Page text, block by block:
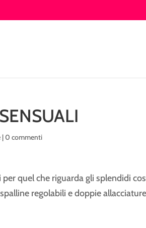
|0 commenti
per quel che riguarda gli splendidi
regolabili e doppie